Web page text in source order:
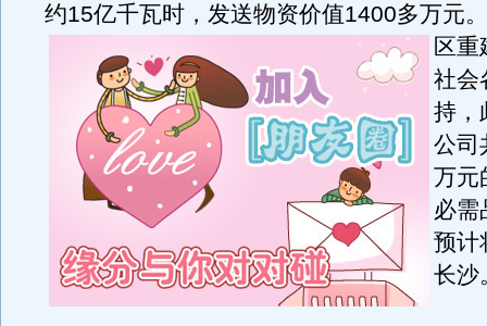
约15亿千瓦时，发送物资价值1400多万元。
区重
社会
持，
公司
万元
必需
预计
长沙